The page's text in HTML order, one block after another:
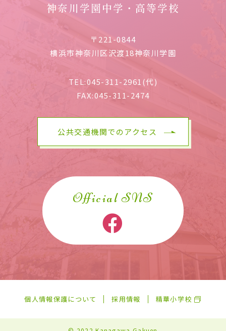
神奈川学園中学・高等学校
〒221-0844
横浜市神奈川区沢渡18神奈川学園
TEL:045-311-2961(代)
FAX:045-311-2474
公共交通機関でのアクセス
Official SNS
個人情報保護について 採用情報 精華小学校